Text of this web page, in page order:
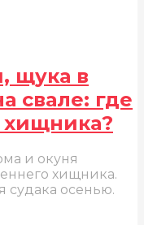
щука в
свале: где
хищника?
и окуня
хищника.
судака осенью.